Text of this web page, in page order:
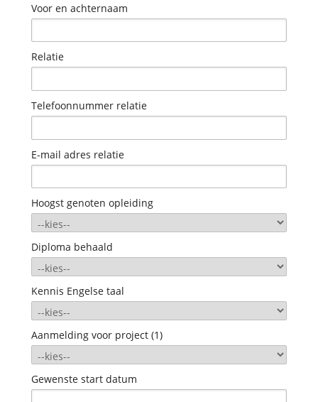
Voor en achternaam
Relatie
Telefoonnummer relatie
E-mail adres relatie
Hoogst genoten opleiding
Diploma behaald
Kennis Engelse taal
Aanmelding voor project (1)
Gewenste start datum